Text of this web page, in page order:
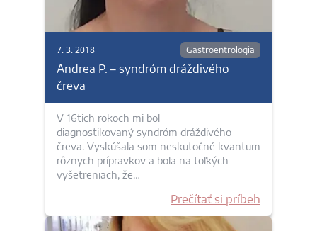
7. 3. 2018 Gastroentrologia
Andrea P. – syndróm dráždivého
čreva
V 16tich rokoch mi bol
diagnostikovaný syndróm dráždivého
čreva. Vyskúšala som neskutočné kvantum
rôznych prípravkov a bola na toľkých
vyšetreniach, že…
Prečítať si príbeh